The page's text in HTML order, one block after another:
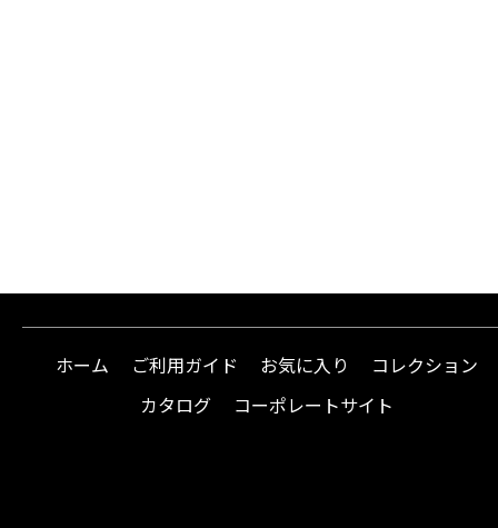
ホーム ご利用ガイド お気に入り
コレクション
カタログ
コーポレートサイト